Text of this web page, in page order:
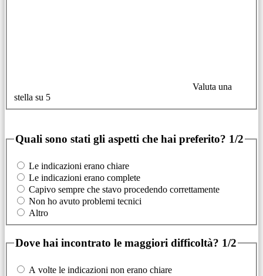
Valuta una
stella su 5
Quali sono stati gli aspetti che hai preferito? 1/2
Le indicazioni erano chiare
Le indicazioni erano complete
Capivo sempre che stavo procedendo correttamente
Non ho avuto problemi tecnici
Altro
Dove hai incontrato le maggiori difficoltà? 1/2
A volte le indicazioni non erano chiare